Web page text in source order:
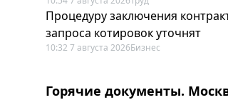
Процедуру заключения
запроса котировок уточнят
10:32 7 августа 2026Бизнес
Горячие документы.